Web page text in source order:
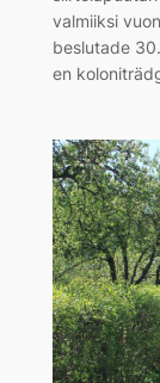
valmiiksi
beslutade
en